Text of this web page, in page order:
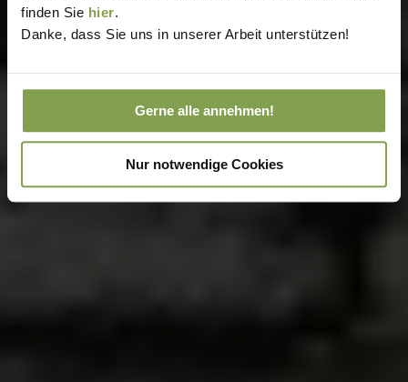
finden Sie hier.
Danke, dass Sie uns in unserer Arbeit unterstützen!
Gerne alle annehmen!
Nur notwendige Cookies